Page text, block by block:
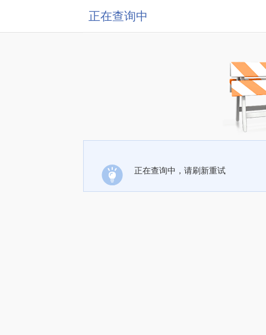
正在查询中
正在查询中，请刷新重试